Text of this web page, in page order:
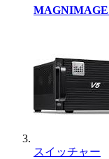
スイッチャー